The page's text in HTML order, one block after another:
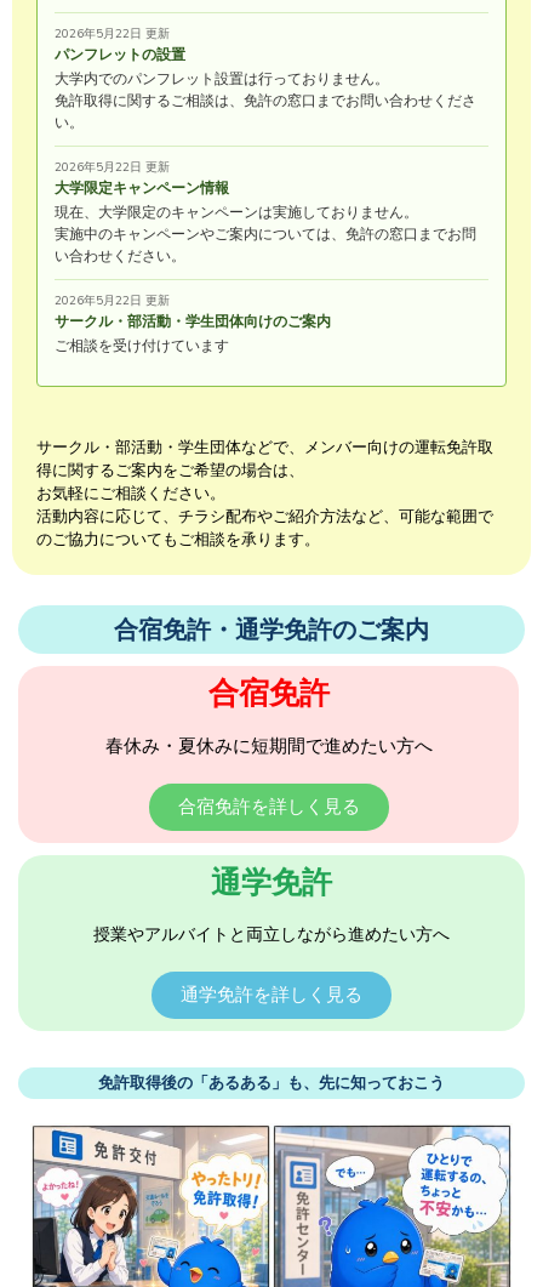
2026年5月22日 更新
パンフレットの設置
大学内でのパンフレット設置は行っておりません。
免許取得に関するご相談は、免許の窓口までお問い合わせくださ
い。
2026年5月22日 更新
大学限定キャンペーン情報
現在、大学限定のキャンペーンは実施しておりません。
実施中のキャンペーンやご案内については、免許の窓口までお問
い合わせください。
2026年5月22日 更新
サークル・部活動・学生団体向けのご案内
ご相談を受け付けています
サークル・部活動・学生団体などで、メンバー向けの運転免許取
得に関するご案内をご希望の場合は、
お気軽にご相談ください。
活動内容に応じて、チラシ配布やご紹介方法など、可能な範囲で
のご協力についてもご相談を承ります。
合宿免許・通学免許のご案内
合宿免許
春休み・夏休みに短期間で進めたい方へ
合宿免許を詳しく見る
通学免許
授業やアルバイトと両立しながら進めたい方へ
通学免許を詳しく見る
免許取得後の「あるある」も、先に知っておこう